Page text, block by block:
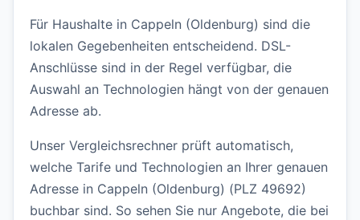
Für Haushalte in Cappeln (Oldenburg) sind die
lokalen Gegebenheiten entscheidend. DSL-
Anschlüsse sind in der Regel verfügbar, die
Auswahl an Technologien hängt von der genauen
Adresse ab.
Unser Vergleichsrechner prüft automatisch,
welche Tarife und Technologien an Ihrer genauen
Adresse in Cappeln (Oldenburg) (PLZ 49692)
buchbar sind. So sehen Sie nur Angebote, die bei